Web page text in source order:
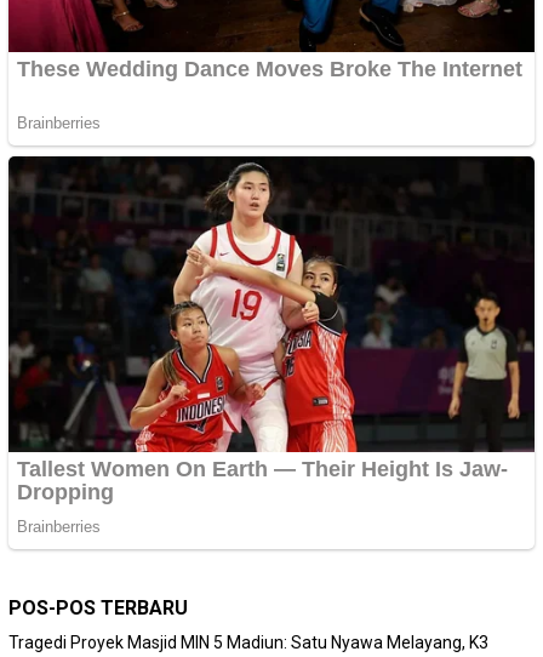
POS-POS TERBARU
Tragedi Proyek Masjid MIN 5 Madiun: Satu Nyawa Melayang, K3